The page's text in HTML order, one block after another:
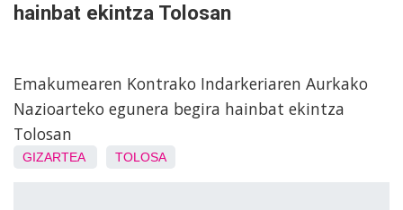
hainbat ekintza Tolosan
Emakumearen Kontrako Indarkeriaren Aurkako
Nazioarteko egunera begira hainbat ekintza
Tolosan
GIZARTEA TOLOSA